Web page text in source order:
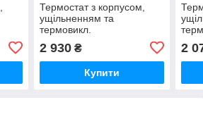
Термостат з корпусом,
ущільненням та
термовикл.
FEBI) 107987 UA51
2 930₴
Купити
2